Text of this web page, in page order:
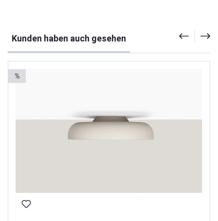
Kunden haben auch gesehen
%